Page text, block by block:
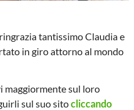
tantissimo Claudia e
in giro attorno al mondo
maggiormente sul loro
sul suo sitocliccando